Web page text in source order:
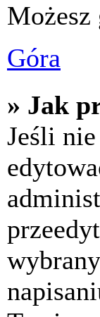
Możesz
Góra
» Jak
Jeśli